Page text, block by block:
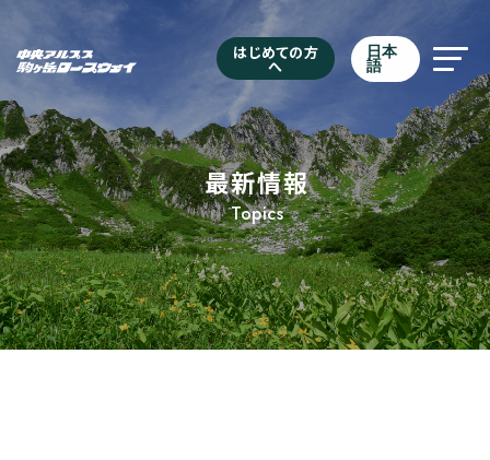
はじめての方
へ
日本
語
最新情報
Topics